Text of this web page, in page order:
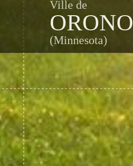
Ville de
ORONO
(Minnesota)